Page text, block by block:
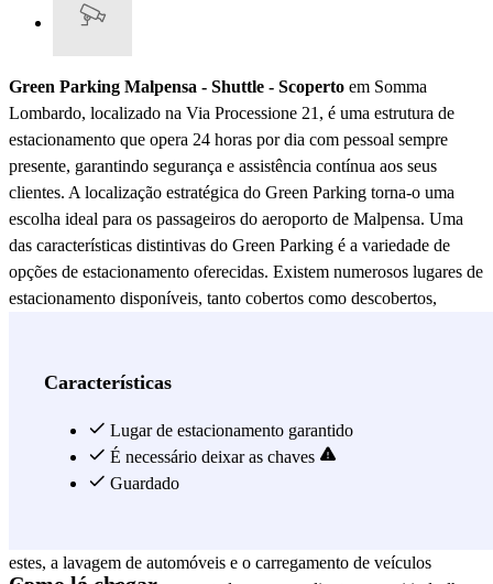
Green Parking Malpensa - Shuttle - Scoperto em Somma
Lombardo, localizado na Via Processione 21, é uma estrutura de
estacionamento que opera 24 horas por dia com pessoal sempre
presente, garantindo segurança e assistência contínua aos seus
clientes. A localização estratégica do Green Parking torna-o uma
escolha ideal para os passageiros do aeroporto de Malpensa. Uma
das características distintivas do Green Parking é a variedade de
opções de estacionamento oferecidas. Existem numerosos lugares de
estacionamento disponíveis, tanto cobertos como descobertos,
mais a gama de veículos que podem utilizar os seus serviços. Antes
equipe da sua chegada. Desta forma, um operador já estará à sua
espera para levar o seu carro com segurança para o estacionamento,
permitindo-lhe iniciar as suas férias sem preocupações. O Green
estes, a lavagem de automóveis e o carregamento de veículos
Características
Lugar de estacionamento garantido
É necessário deixar as chaves
Guardado